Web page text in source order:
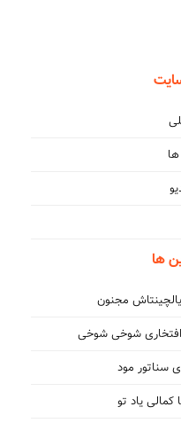
ها
مجنون
افتخاری شوخی شوخی
سناتور مود
کمالی یاد تو